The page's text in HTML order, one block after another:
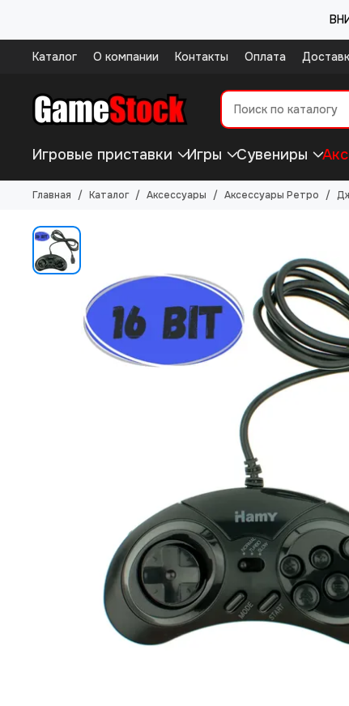
Каталог О компании Контакты Оплата
Игровые приставки Игры Сувениры
Главная Каталог Аксессуары Аксессуары Ретро